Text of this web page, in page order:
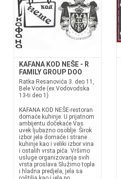
KAFANA KOD NEŠE - R
FAMILY GROUP DOO
Ratka Resanovića 3. deo 11,
Bele Vode (ex Vodovodska
13-ti deo 1)
KAFANA KOD NEŠE-restoran
domaće kuhinje. U prijatnom
ambijentu dočekaće Vas
uvek ljubazno osoblje. Širok
izbor jela domaće i strane
kuhinje kao i veliki izbor vina
i ostalih vrsta pića. Vršimo
usluge organizovanja svih
vrsta proslava.Služimo topla
i hladna predjela, jela sa